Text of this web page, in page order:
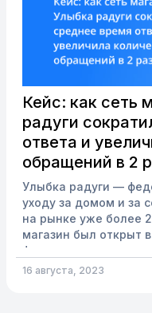
лояль...
Кейс: как сеть
радуги
ответа и
обращений в 2
Улыбка радуги —
уходу за домом и за
на рынке уже более
магазин был открыт
формате дрогери
(магазин
16 августа, 2023